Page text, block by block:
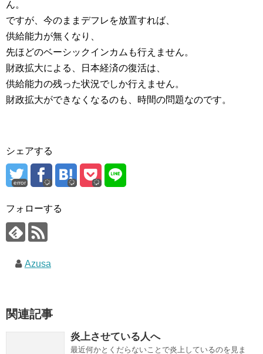
ん。
ですが、今のままデフレを放置すれば、
供給能力が無くなり、
先ほどのベーシックインカムも行えません。
財政拡大による、日本経済の復活は、
供給能力の残った状況でしか行えません。
財政拡大ができなくなるのも、時間の問題なのです。
シェアする
error
フォローする
Azusa
関連記事
炎上させている人へ
最近何かとくだらないことで炎上しているのを見ま